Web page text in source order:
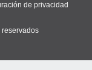
de privacidad